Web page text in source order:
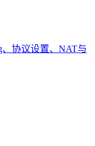
、协议设置、NAT与